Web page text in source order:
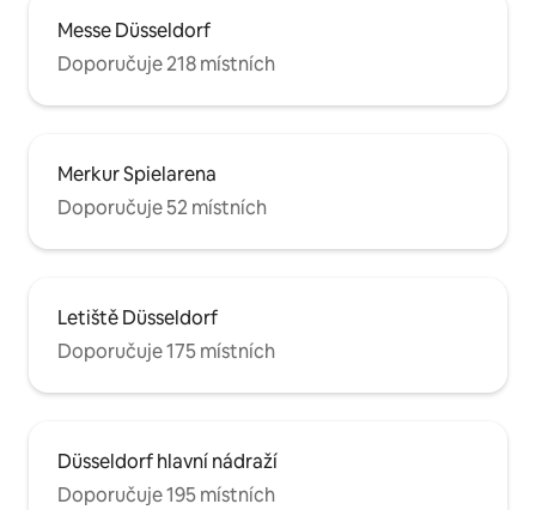
Messe Düsseldorf
Doporučuje 218 místních
Merkur Spielarena
Doporučuje 52 místních
Letiště Düsseldorf
Doporučuje 175 místních
Düsseldorf hlavní nádraží
Doporučuje 195 místních